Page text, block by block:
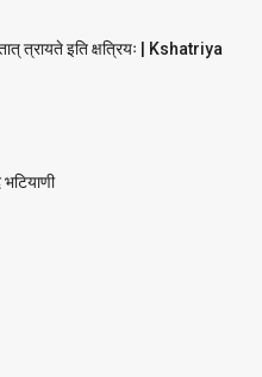
त्रायते इति क्षत्रियः | Kshatriya
भटियाणी